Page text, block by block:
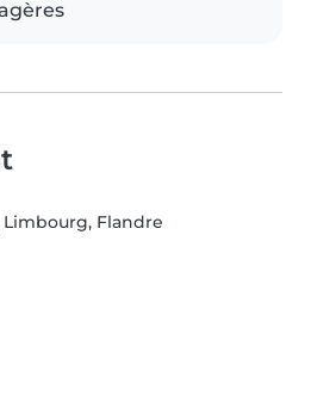
Limbourg, Flandre